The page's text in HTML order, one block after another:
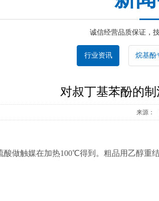
诚信经营品质保证，
行业资讯 烷基酚
对叔丁基苯酚的
来源：
做触媒在加热100℃得到。粗品用乙醇重